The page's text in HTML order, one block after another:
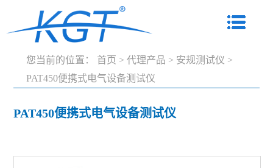
您当前的位置： 首页 > 代理产品 > 安规测试仪 >
PAT450便携式电气设备测试仪
PAT450便携式电气设备测试仪